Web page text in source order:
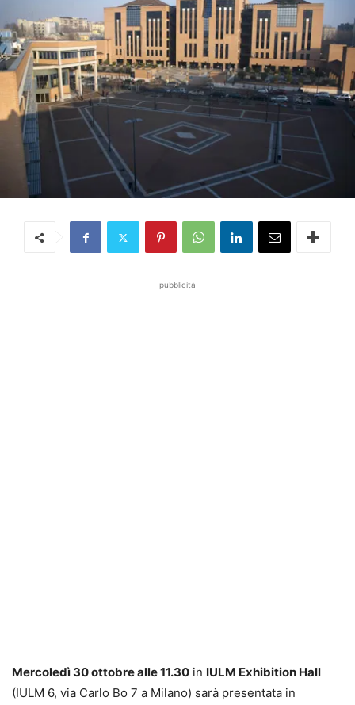
pubblicità
Mercoledì 30 ottobre alle 11.30 in IULM Exhibition Hall
(IULM 6, via Carlo Bo 7 a Milano) sarà presentata in